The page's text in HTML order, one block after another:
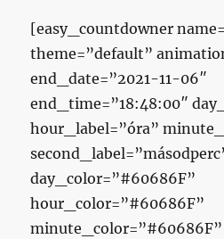
[easy_countdowner
theme=”default”
end_date=”2021-11-06″
end_time=”18:48:00″
hour_label=”óra”
day_color=”#60686F”
hour_color=”#60686F”
minute_color=”#60686F”